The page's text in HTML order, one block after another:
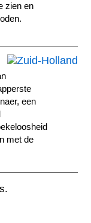
zien en
een
met de